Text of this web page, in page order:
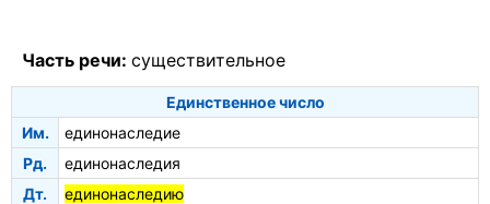
Часть речи: существительное
Единственное число
Им.
единонаследие
Рд.
единонаследия
Дт.
единонаследию